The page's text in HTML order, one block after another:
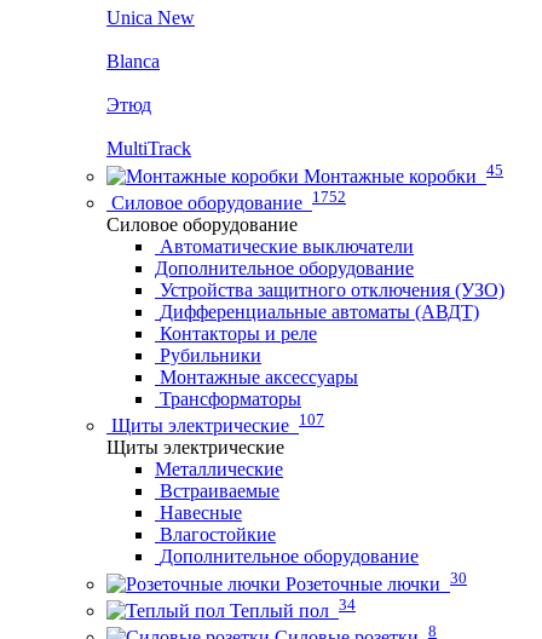
Unica New
Blanca
Этюд
MultiTrack
Монтажные коробки 45
Силовое оборудование 1752
Силовое оборудование
Автоматические выключатели
Дополнительное оборудование
Устройства защитного отключения (УЗО)
Дифференциальные автоматы (АВДТ)
Контакторы и реле
Рубильники
Монтажные аксессуары
Трансформаторы
Щиты электрические 107
Щиты электрические
Металлические
Встраиваемые
Навесные
Влагостойкие
Дополнительное оборудование
Розеточные лючки 30
Теплый пол 34
8